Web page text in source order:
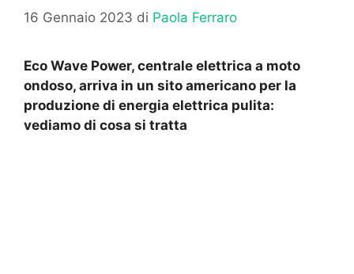
16 Gennaio 2023 di Paola Ferraro
Eco Wave Power, centrale elettrica a moto
ondoso, arriva in un sito americano per la
produzione di energia elettrica pulita:
vediamo di cosa si tratta